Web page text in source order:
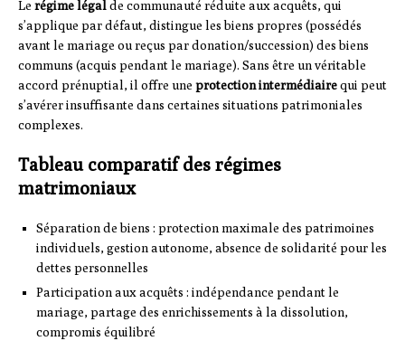
Le régime légalde communauté réduite aux acquêts, qui
s’applique par défaut, distingue les biens propres (possédés
avant le mariage ou reçus par donation/succession) des biens
communs (acquis pendant le mariage). Sans être un véritable
accord prénuptial, il offre une protection intermédiairequi peut
s’avérer insuffisante dans certaines situations patrimoniales
complexes.
Tableau comparatif des régimes
matrimoniaux
Séparation de biens : protection maximale des patrimoines
individuels, gestion autonome, absence de solidarité pour les
dettes personnelles
Participation aux acquêts : indépendance pendant le
mariage, partage des enrichissements à la dissolution,
compromis équilibré